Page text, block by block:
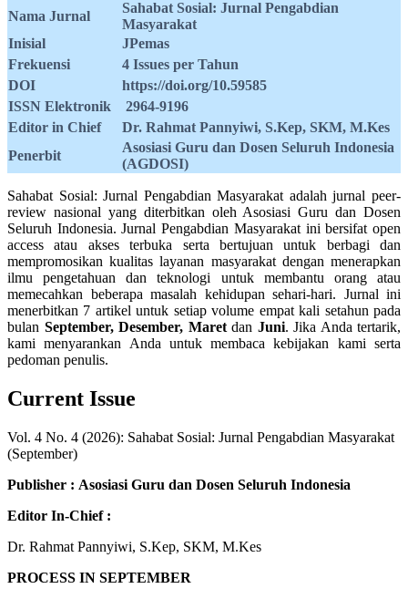
Nama Jurnal
Sahabat Sosial: Jurnal Pengabdian
Masyarakat
Inisial
JPemas
Frekuensi
4 Issues per Tahun
DOI
https://doi.org/10.59585
ISSN Elektronik
2964-9196
Editor in Chief
Dr. Rahmat Pannyiwi, S.Kep, SKM, M.Kes
Penerbit
Asosiasi Guru dan Dosen Seluruh Indonesia
(AGDOSI)
Sahabat Sosial: Jurnal Pengabdian Masyarakat adalah jurnal peer-
review nasional yang diterbitkan oleh Asosiasi Guru dan Dosen
Seluruh Indonesia. Jurnal Pengabdian Masyarakat ini bersifat open
access atau akses terbuka serta bertujuan untuk berbagi dan
mempromosikan kualitas layanan masyarakat dengan menerapkan
ilmu pengetahuan dan teknologi untuk membantu orang atau
memecahkan beberapa masalah kehidupan sehari-hari. Jurnal ini
menerbitkan 7 artikel untuk setiap volume empat kali setahun pada
bulan September, Desember, Maretdan Juni. Jika Anda tertarik,
kami menyarankan Anda untuk membaca kebijakan kami serta
pedoman penulis.
Current Issue
Vol. 4 No. 4 (2026): Sahabat Sosial: Jurnal Pengabdian Masyarakat
(September)
Publisher : Asosiasi Guru dan Dosen Seluruh Indonesia
Editor In-Chief :
Dr. Rahmat Pannyiwi, S.Kep, SKM, M.Kes
PROCESS IN SEPTEMBER